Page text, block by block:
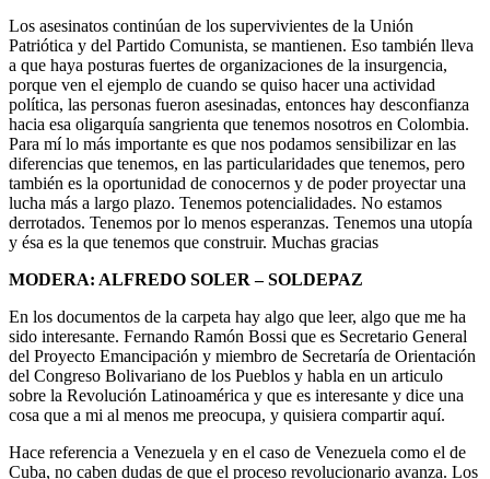
Los asesinatos continúan de los supervivientes de la Unión
Patriótica y del Partido Comunista, se mantienen. Eso también lleva
a que haya posturas fuertes de organizaciones de la insurgencia,
porque ven el ejemplo de cuando se quiso hacer una actividad
política, las personas fueron asesinadas, entonces hay desconfianza
hacia esa oligarquía sangrienta que tenemos nosotros en Colombia.
Para mí lo más importante es que nos podamos sensibilizar en las
diferencias que tenemos, en las particularidades que tenemos, pero
también es la oportunidad de conocernos y de poder proyectar una
lucha más a largo plazo. Tenemos potencialidades. No estamos
derrotados. Tenemos por lo menos esperanzas. Tenemos una utopía
y ésa es la que tenemos que construir. Muchas gracias
MODERA: ALFREDO SOLER – SOLDEPAZ
En los documentos de la carpeta hay algo que leer, algo que me ha
sido interesante. Fernando Ramón Bossi que es Secretario General
del Proyecto Emancipación y miembro de Secretaría de Orientación
del Congreso Bolivariano de los Pueblos y habla en un articulo
sobre la Revolución Latinoamérica y que es interesante y dice una
cosa que a mi al menos me preocupa, y quisiera compartir aquí.
Hace referencia a Venezuela y en el caso de Venezuela como el de
Cuba, no caben dudas de que el proceso revolucionario avanza. Los